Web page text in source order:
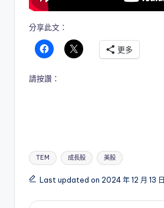
分享此文：
更多
請按讚：
Tags:
TEM 成長股 美股
Last updated on 2024 年 12 月 13 日